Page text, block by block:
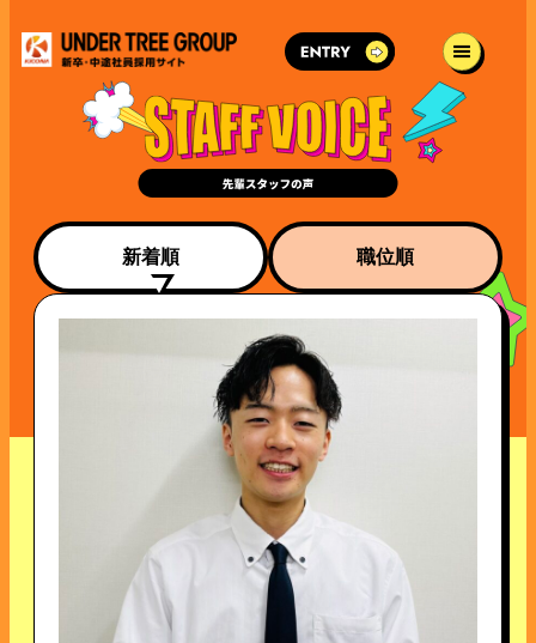
新着順 職位順